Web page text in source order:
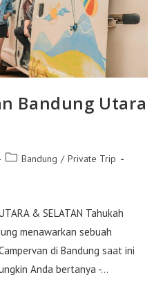
Bandung Utara
PostBandung / Private Trip
& SELATAN Tahukah
menawarkan sebuah
di Bandung saat ini
Anda bertanya -…